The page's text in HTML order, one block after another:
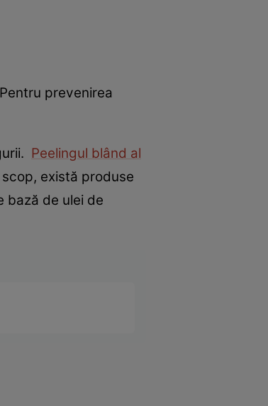
prevenirea
Peelingul blând al
există produse
bază de ulei de